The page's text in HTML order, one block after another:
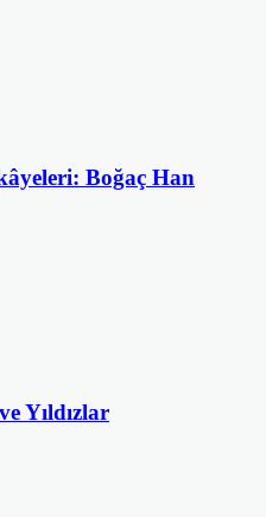
Boğaç Han
Yıldızlar